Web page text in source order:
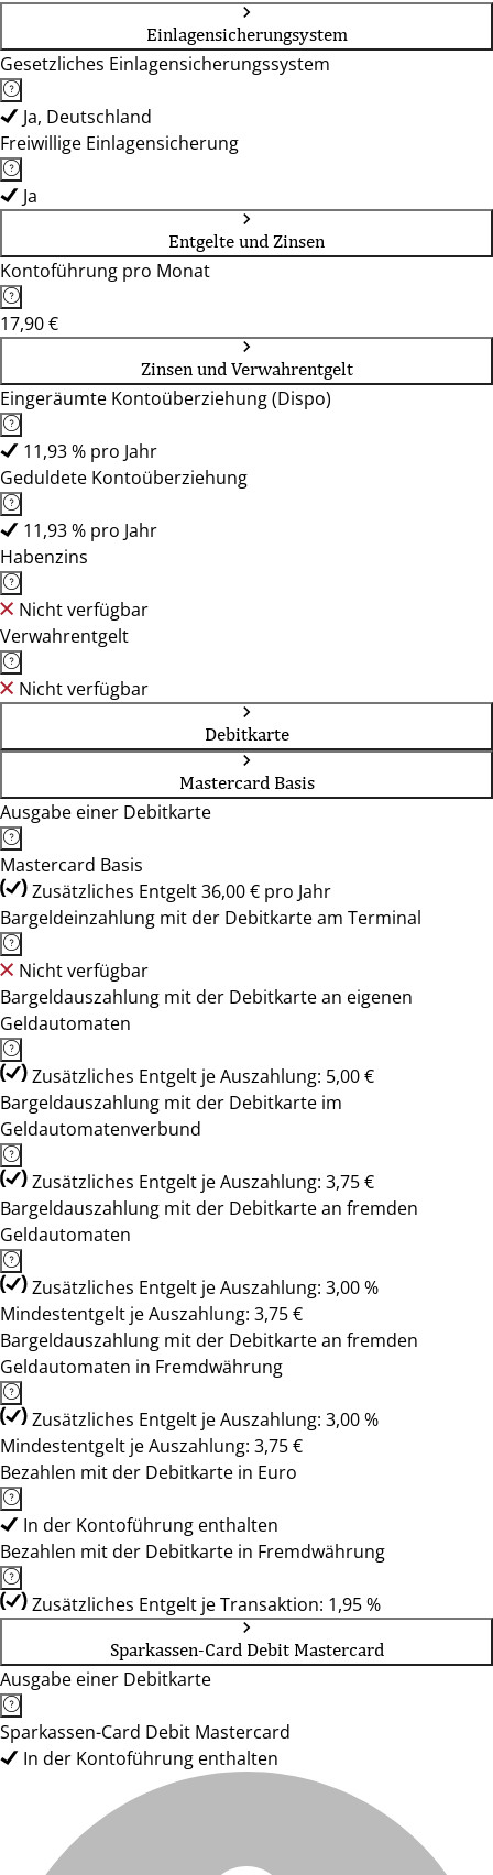
Einlagensicherungsystem
Gesetzliches Einlagensicherungssystem
Ja, Deutschland
Freiwillige Einlagensicherung
Ja
Entgelte und Zinsen
Kontoführung pro Monat
17,90 €
Zinsen und Verwahrentgelt
Eingeräumte Kontoüberziehung (Dispo)
11,93 % pro Jahr
Geduldete Kontoüberziehung
11,93 % pro Jahr
Habenzins
Nicht verfügbar
Verwahrentgelt
Nicht verfügbar
Debitkarte
Mastercard Basis
Ausgabe einer Debitkarte
Mastercard Basis
Zusätzliches Entgelt 36,00 € pro Jahr
Bargeldeinzahlung mit der Debitkarte am Terminal
Nicht verfügbar
Bargeldauszahlung mit der Debitkarte an eigenen
Geldautomaten
Zusätzliches Entgelt je Auszahlung: 5,00 €
Bargeldauszahlung mit der Debitkarte im
Geldautomatenverbund
Zusätzliches Entgelt je Auszahlung: 3,75 €
Bargeldauszahlung mit der Debitkarte an fremden
Geldautomaten
Zusätzliches Entgelt je Auszahlung: 3,00 %
Mindestentgelt je Auszahlung: 3,75 €
Bargeldauszahlung mit der Debitkarte an fremden
Geldautomaten in Fremdwährung
Zusätzliches Entgelt je Auszahlung: 3,00 %
Mindestentgelt je Auszahlung: 3,75 €
Bezahlen mit der Debitkarte in Euro
In der Kontoführung enthalten
Bezahlen mit der Debitkarte in Fremdwährung
Zusätzliches Entgelt je Transaktion: 1,95 %
Sparkassen-Card Debit Mastercard
Ausgabe einer Debitkarte
Sparkassen-Card Debit Mastercard
In der Kontoführung enthalten